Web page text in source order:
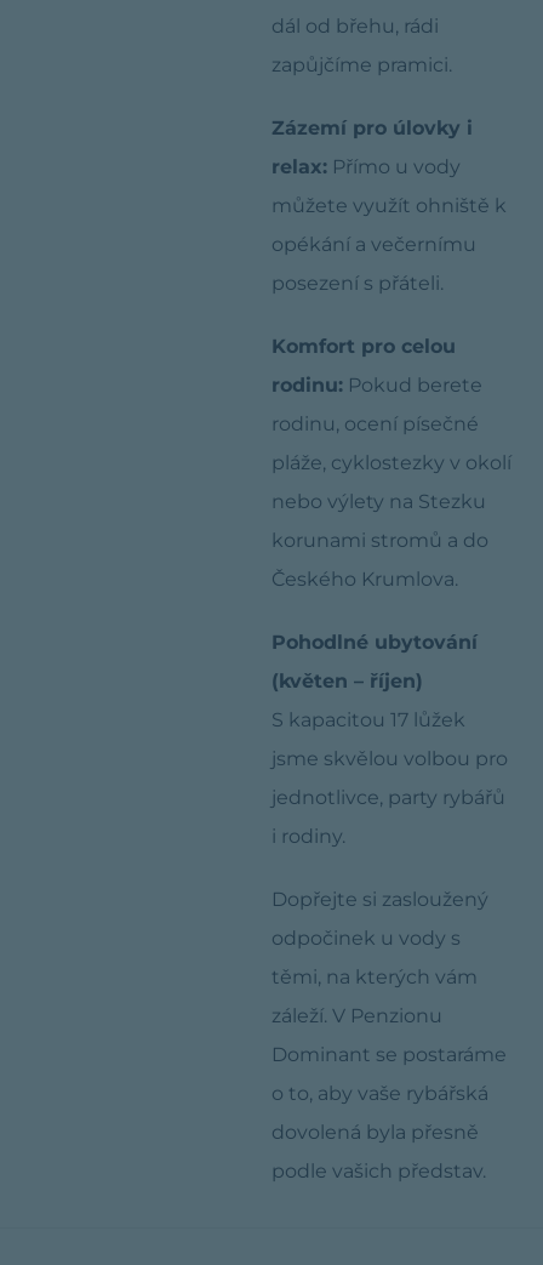
dál od břehu, rádi
zapůjčíme pramici.
Zázemí pro úlovky i
relax: Přímo u vody
můžete využít ohniště k
opékání a večernímu
posezení s přáteli.
Komfort pro celou
rodinu: Pokud berete
rodinu, ocení písečné
pláže, cyklostezky v okolí
nebo výlety na Stezku
korunami stromů a do
Českého Krumlova.
Pohodlné ubytování
(květen – říjen)
S kapacitou 17 lůžek
jsme skvělou volbou pro
jednotlivce, party rybářů
i rodiny.
Dopřejte si zasloužený
odpočinek u vody s
těmi, na kterých vám
záleží. V Penzionu
Dominant se postaráme
o to, aby vaše rybářská
dovolená byla přesně
podle vašich představ.